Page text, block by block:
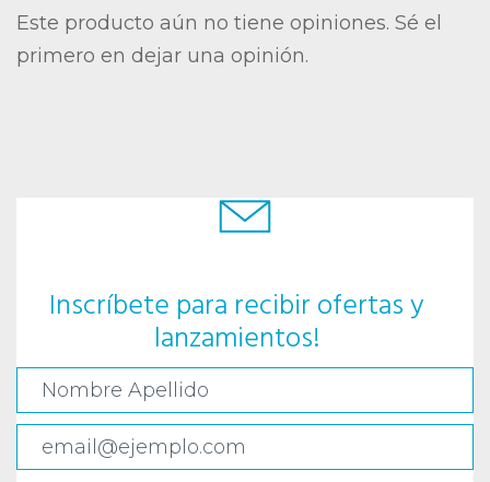
Este producto aún no tiene opiniones. Sé el
primero en dejar una opinión.
Inscríbete para recibir ofertas y
lanzamientos!